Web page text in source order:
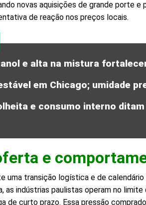
novas aquisições de grande porte e
de reação nos preços locais.
e alta na mistura
em Chicago; umidade
e consumo interno
e
uma transição logística e de
as indústrias paulistas operam no
de curto prazo. Essa pressão